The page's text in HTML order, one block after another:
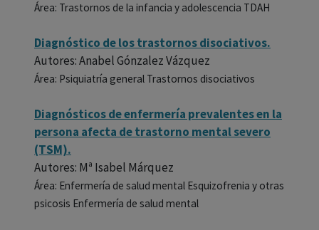
Área: Trastornos de la infancia y adolescencia TDAH
Diagnóstico de los trastornos disociativos.
Autores: Anabel Gónzalez Vázquez
Área: Psiquiatría general Trastornos disociativos
Diagnósticos de enfermería prevalentes en la
persona afecta de trastorno mental severo
(TSM).
Autores: Mª Isabel Márquez
Área: Enfermería de salud mental Esquizofrenia y otras
psicosis Enfermería de salud mental